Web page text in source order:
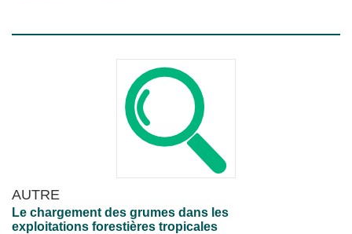
AUTRE
Le chargement des grumes dans les
exploitations forestières tropicales